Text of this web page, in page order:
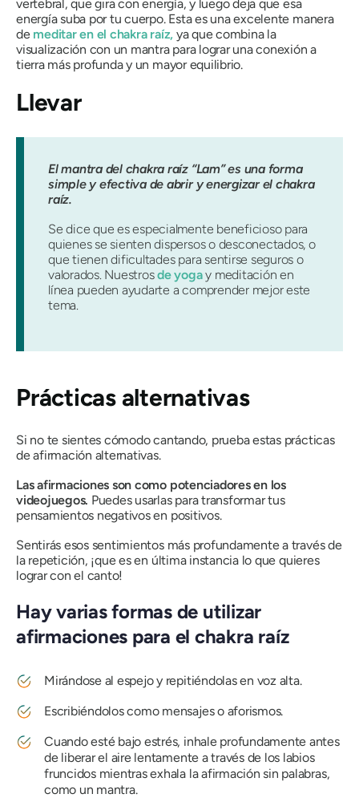
vertebral, que gira con energía, y luego deja que esa
energía suba por tu cuerpo. Esta es una excelente manera
de meditar en el chakra raíz, ya que combina la
visualización con un mantra para lograr una conexión a
tierra más profunda y un mayor equilibrio.
Llevar
El mantra del chakra raíz “Lam” es una forma
simple y efectiva de abrir y energizar el chakra
raíz.
Se dice que es especialmente beneficioso para
quienes se sienten dispersos o desconectados, o
que tienen dificultades para sentirse seguros o
valorados. Nuestrosde yogay meditación en
línea pueden ayudarte a comprender mejor este
tema.
Prácticas alternativas
Si no te sientes cómodo cantando, prueba estas prácticas
de afirmación alternativas.
Las afirmaciones son como potenciadores en los
videojuegos. Puedes usarlas para transformar tus
pensamientos negativos en positivos.
Sentirás esos sentimientos más profundamente a través de
la repetición, ¡que es en última instancia lo que quieres
lograr con el canto!
Hay varias formas de utilizar
afirmaciones para el chakra raíz
Mirándose al espejo y repitiéndolas en voz alta.
Escribiéndolos como mensajes o aforismos.
Cuando esté bajo estrés, inhale profundamente antes
de liberar el aire lentamente a través de los labios
fruncidos mientras exhala la afirmación sin palabras,
como un mantra.